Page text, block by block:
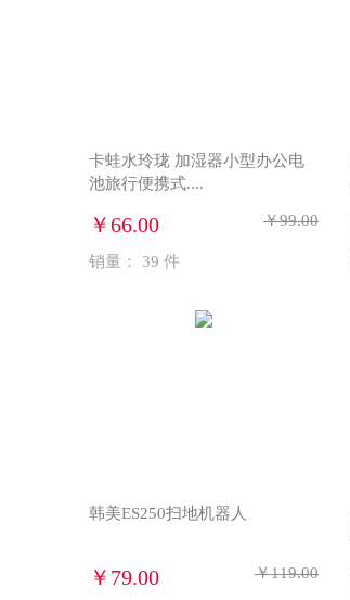
卡蛙水玲珑 加湿器小型办公电
池旅行便携式....
￥66.00 ￥99.00
销量： 39 件
韩美ES250扫地机器人
￥79.00 ￥119.00